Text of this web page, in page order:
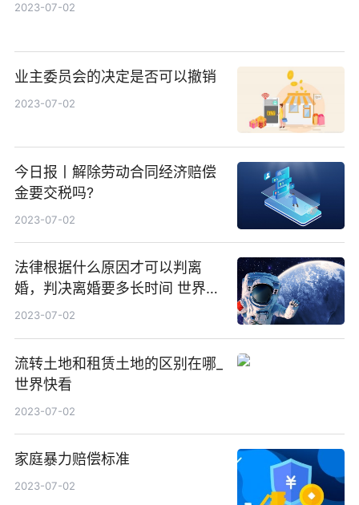
2023-07-02
业主委员会的决定是否可以撤销
2023-07-02
今日报丨解除劳动合同经济赔偿
金要交税吗?
2023-07-02
法律根据什么原因才可以判离
婚，判决离婚要多长时间 世界快
消息
2023-07-02
流转土地和租赁土地的区别在哪_
世界快看
2023-07-02
家庭暴力赔偿标准
2023-07-02